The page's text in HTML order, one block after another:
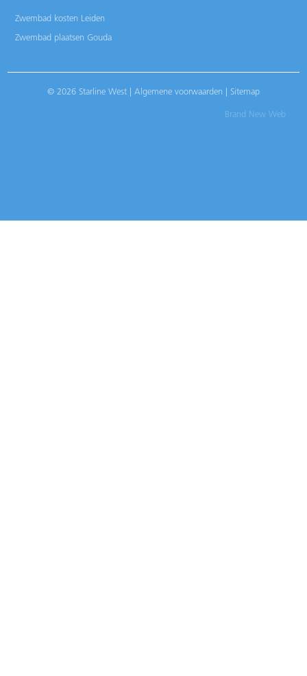
Zwembad kosten Leiden
Zwembad plaatsen Gouda
© 2026 Starline West | Algemene voorwaarden Sitemap
Brand New Web